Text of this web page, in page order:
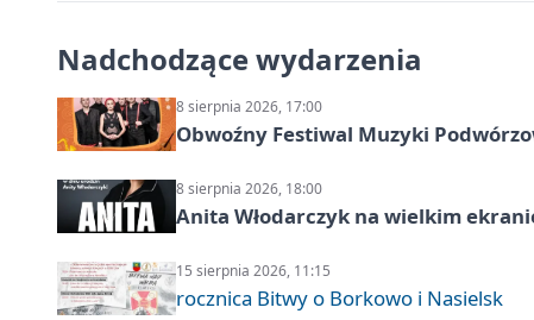
Nadchodzące wydarzenia
8 sierpnia 2026, 17:00
Obwoźny Festiwal Muzyki
8 sierpnia 2026, 18:00
Anita Włodarczyk na wielkim
15 sierpnia 2026, 11:15
rocznica Bitwy o Borkowo i Nasielsk